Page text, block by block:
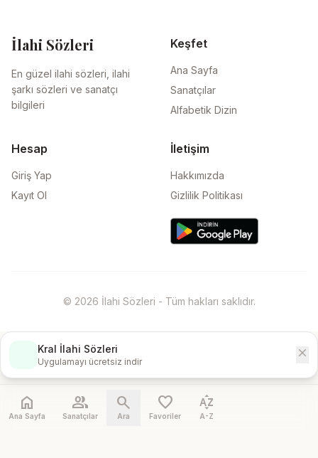
İlahi Sözleri
En güzel ilahi sözleri, ilahi
şarkı sözleri ve sanatçı
bilgileri
Keşfet
Ana Sayfa
Sanatçılar
Alfabetik Dizin
Hesap
Giriş Yap
Kayıt Ol
İletişim
Hakkımızda
Gizlilik Politikası
© 2026 İlahi Sözleri - Tüm hakları saklıdır.
Kral İlahi Sözleri
Uygulamayı ücretsiz indir
close
home
Ana Sayfa
people
Sanatçılar
search
Ara
favorite
Favoriler
sort_by_alpha
A-Z